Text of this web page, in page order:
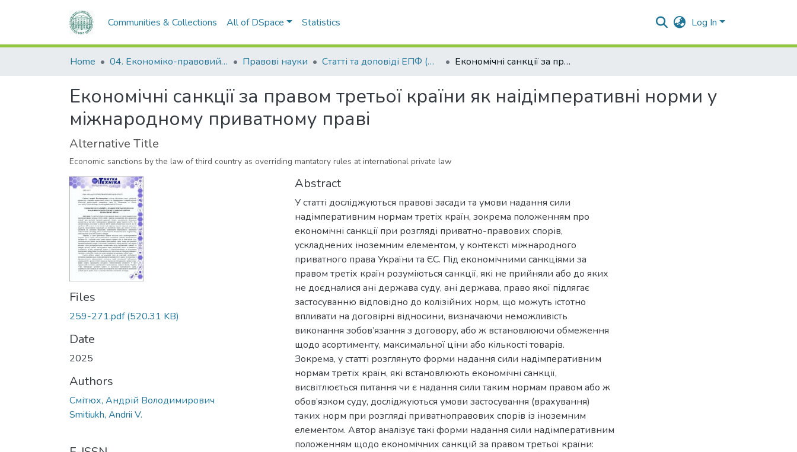
Communities & Collections All of DSpace Statistics Log In
Home 04. Економіко-правовий факультет Правові науки Статті та доповіді ЕПФ (Правові науки) Економічні санкції за правом третьої країни як наідімперативні норми у міжнародному приватному праві
Економічні санкції за правом третьої країни як наідімперативні норми у
міжнародному приватному праві
Alternative Title
Economic sanctions by the law of third country as overriding mantatory rules at international private law
Files
259-271.pdf(520.31 KB)
Date
2025
Authors
Смітюх, Андрій Володимирович
Smitiukh, Andrii V.
Abstract
У статті досліджуються правові засади та умови надання сили
надімперативним нормам третіх країн, зокрема положенням про
економічні санкції при розгляді приватно-правових спорів,
ускладнених іноземним елементом, у контексті міжнародного
приватного права України та ЄС. Під економічними санкціями за
правом третіх країн розуміються санкції, які не прийняли або до яких
не доєдналися ані держава суду, ані держава, право якої підлягає
застосуванню відповідно до колізійних норм, що можуть істотно
впливати на договірні відносини, визначаючи неможливість
виконання зобов’язання з договору, або ж встановлюючи обмеження
щодо асортименту, максимальної ціни або кількості товарів.
Зокрема, у статті розглянуто форми надання сили надімперативним
нормам третіх країн, які встановлюють економічні санкції,
висвітлюється питання чи є надання сили таким нормам правом або ж
обов’язком суду, досліджуються умови застосування (врахування)
таких норм при розгляді приватноправових спорів із іноземним
елементом. Автор аналізує такі форми надання сили надімперативним
положенням щодо економічних санкцій за правом третьої країни: